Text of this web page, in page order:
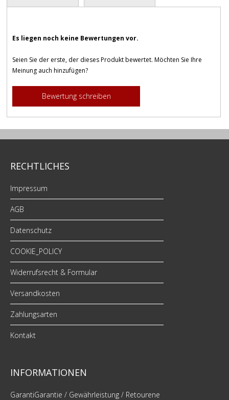
Es liegen noch keine Bewertungen vor.
Seien Sie der erste, der dieses Produkt bewertet. Möchten Sie Ihre
Meinung auch hinzufügen?
Bewertung schreiben
RECHTLICHES
Impressum
AGB
Datenschutz
COOKIE_POLICY
Widerrufsrecht & Formular
Versandkosten
Zahlungsarten
Kontakt
INFORMATIONEN
GarantiGarantie / Gewährleistung / Retourene